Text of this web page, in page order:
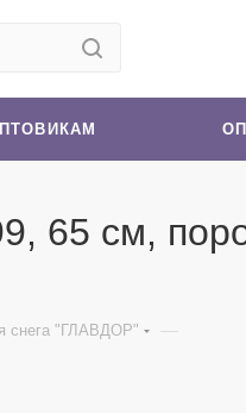
65 см,
снега "ГЛАВДОР" —